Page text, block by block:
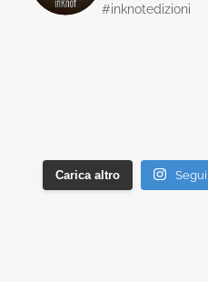
#inknotedizioni
Carica altro